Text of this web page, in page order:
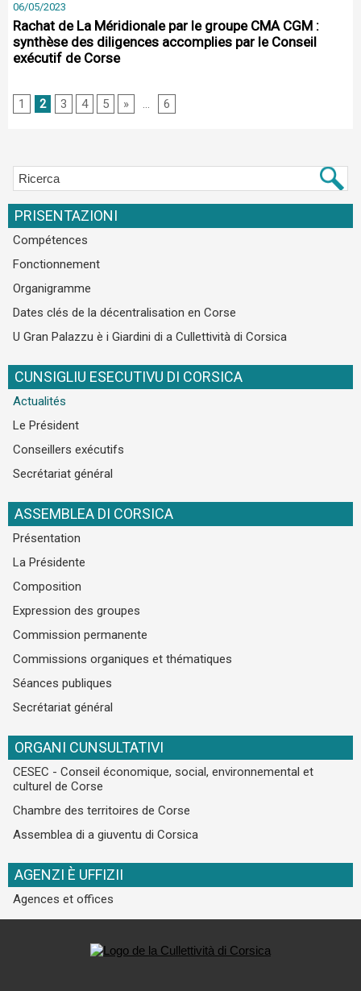
06/05/2023
Rachat de La Méridionale par le groupe CMA CGM :
synthèse des diligences accomplies par le Conseil
exécutif de Corse
1 2 3 4 5 » ... 6
PRISENTAZIONI
Compétences
Fonctionnement
Organigramme
Dates clés de la décentralisation en Corse
U Gran Palazzu è i Giardini di a Cullettività di Corsica
CUNSIGLIU ESECUTIVU DI CORSICA
Actualités
Le Président
Conseillers exécutifs
Secrétariat général
ASSEMBLEA DI CORSICA
Présentation
La Présidente
Composition
Expression des groupes
Commission permanente
Commissions organiques et thématiques
Séances publiques
Secrétariat général
ORGANI CUNSULTATIVI
CESEC - Conseil économique, social, environnemental et
culturel de Corse
Chambre des territoires de Corse
Assemblea di a giuventu di Corsica
AGENZI È UFFIZII
Agences et offices